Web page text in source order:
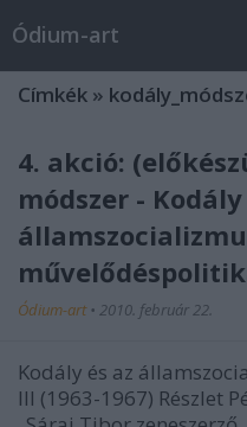
Ódium-art
Címkék »
4. akció:
módszer - Kodály
Ódium-art • 2010. február 22.
Kodály és az
III (1963-1967) Részlet